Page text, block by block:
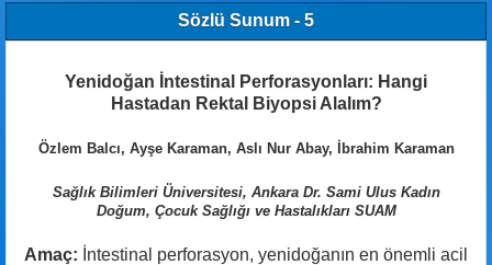
Sözlü Sunum - 5
Yenidoğan İntestinal Perforasyonları: Hangi
Hastadan Rektal Biyopsi Alalım?
Özlem Balcı, Ayşe Karaman, Aslı Nur Abay, İbrahim Karaman
Sağlık Bilimleri Üniversitesi, Ankara Dr. Sami Ulus Kadın
Doğum, Çocuk Sağlığı ve Hastalıkları SUAM
Amaç: İntestinal perforasyon, yenidoğanın en önemli acil